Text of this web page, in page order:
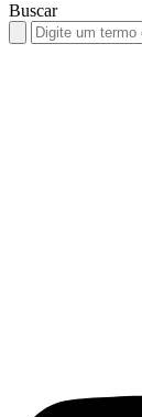
Buscar
Search
for: